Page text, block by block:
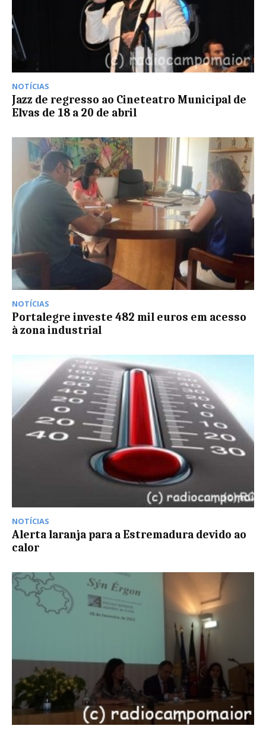
NOTÍCIAS
Jazz de regresso ao Cineteatro Municipal de
Elvas de 18 a 20 de abril
NOTÍCIAS
Portalegre investe 482 mil euros em acesso
à zona industrial
NOTÍCIAS
Alerta laranja para a Estremadura devido ao
calor